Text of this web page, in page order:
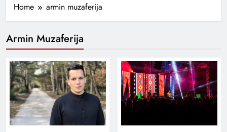
Home armin muzaferija
Armin Muzaferija